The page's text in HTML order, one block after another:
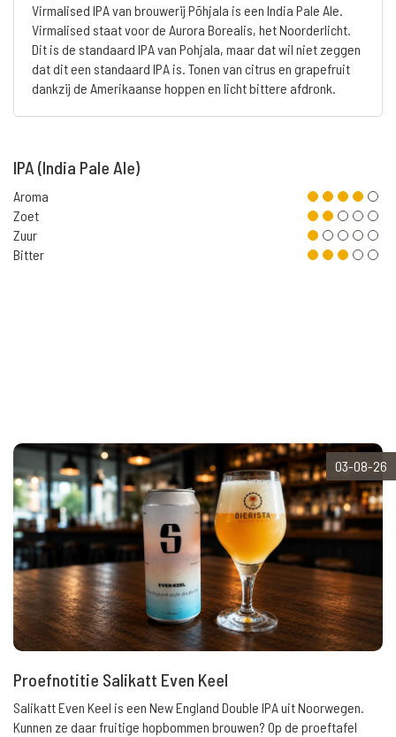
Virmalised IPA van brouwerij Põhjala is een India Pale Ale.
Virmalised staat voor de Aurora Borealis, het Noorderlicht.
Dit is de standaard IPA van Pohjala, maar dat wil niet zeggen
dat dit een standaard IPA is. Tonen van citrus en grapefruit
dankzij de Amerikaanse hoppen en licht bittere afdronk.
IPA (India Pale Ale)
Aroma
Zoet
Zuur
Bitter
03-08-26
Proefnotitie Salikatt Even Keel
Salikatt Even Keel is een New England Double IPA uit Noorwegen.
Kunnen ze daar fruitige hopbommen brouwen? Op de proeftafel